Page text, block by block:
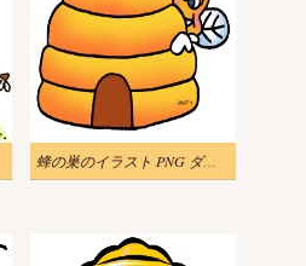
蜂の巣のイラスト PNG ダウンロード